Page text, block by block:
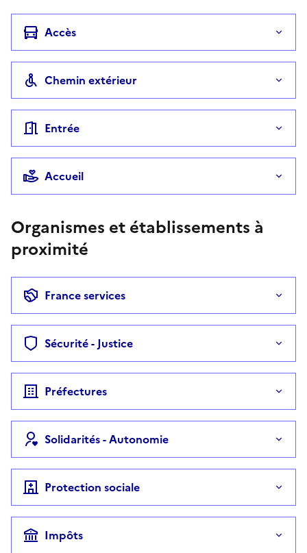
Accès
Chemin extérieur
Entrée
Accueil
Organismes et établissements à
proximité
France services
Sécurité - Justice
Préfectures
Solidarités - Autonomie
Protection sociale
Impôts